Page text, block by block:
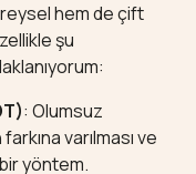
hem de çift
şu
: Olumsuz
varılması ve
yöntem.